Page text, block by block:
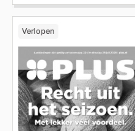
Verlopen